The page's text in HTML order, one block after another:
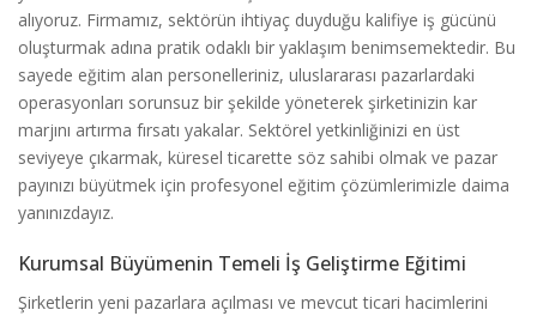
alıyoruz. Firmamız, sektörün ihtiyaç duyduğu kalifiye iş gücünü
oluşturmak adına pratik odaklı bir yaklaşım benimsemektedir. Bu
sayede eğitim alan personelleriniz, uluslararası pazarlardaki
operasyonları sorunsuz bir şekilde yöneterek şirketinizin kar
marjını artırma fırsatı yakalar. Sektörel yetkinliğinizi en üst
seviyeye çıkarmak, küresel ticarette söz sahibi olmak ve pazar
payınızı büyütmek için profesyonel eğitim çözümlerimizle daima
yanınızdayız.
Kurumsal Büyümenin Temeli İş Geliştirme Eğitimi
Şirketlerin yeni pazarlara açılması ve mevcut ticari hacimlerini